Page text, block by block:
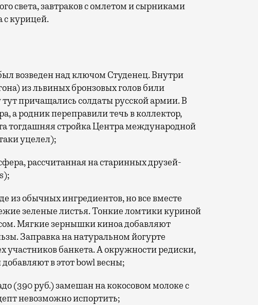
света, завтраков с омлетом и сырниками
с курицей.
возведен над ключом Студенец. Внутри
из львиных бронзовых голов били
причащались солдаты русской армии. В
а родник переправили течь в коллектор,
тогдашняя стройка Центра международной
уцелел);
рассчитанная на старинных друзей-
из обычных ингредиентов, но все вместе
зеленые листья. Тонкие ломтики куриной
Мягкие зернышки киноа добавляют
Заправка на натуральном йогурте
участников банкета. А окружности редиски,
в этот bowl весны;
(390 руб.) замешан на кокосовом молоке с
невозможно испортить;